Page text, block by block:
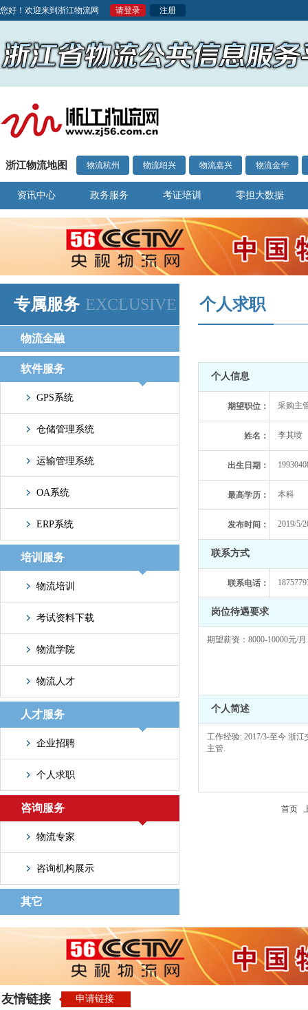
您好！欢迎来到浙江物流网 请登录 注册
浙江物流地图 物流杭州 物流绍兴 物流嘉兴 物流金华
资讯中心 政务服务 考证培训 零担大数据
专属服务 EXCLUSIVE
物流金融
软件服务
GPS系统
仓储管理系统
运输管理系统
OA系统
ERP系统
培训服务
物流培训
考试资料下载
物流学院
物流人才
人才服务
企业招聘
个人求职
咨询服务
物流专家
咨询机构展示
其它
个人求职
个人信息
期望职位： 采购主
姓名： 李其喷
出生日期：
最高学历： 本科
发布时间： 2019/5/
联系方式
联系电话：
岗位待遇要求
期望薪资：8000-10000元/月
个人简述
工作经验: 2017/3-至今 浙
主管.
首页
友情链接 申请链接